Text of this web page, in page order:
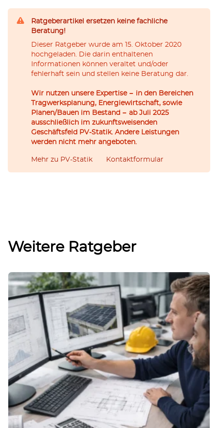
Ratgeberartikel ersetzen keine fachliche
Beratung!
Dieser Ratgeber wurde am 15. Oktober 2020
hochgeladen. Die darin enthaltenen
Informationen können veraltet und/oder
fehlerhaft sein und stellen keine Beratung dar.
Wir nutzen unsere Expertise − in den Bereichen
Tragwerksplanung, Energiewirtschaft, sowie
Planen/Bauen im Bestand − ab Juli 2025
ausschließlich im zukunftsweisenden
Geschäftsfeld PV-Statik. Andere Leistungen
werden nicht mehr angeboten.
Mehr zu PV-Statik Kontaktformular
Weitere Ratgeber